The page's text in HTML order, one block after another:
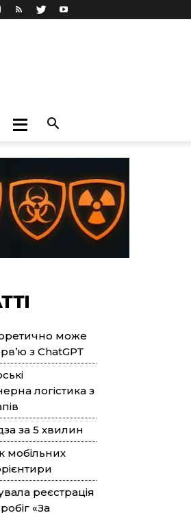
може
з ChatGPT
логістика з
за 5 хвилин
мобільних
реєстрація
«За